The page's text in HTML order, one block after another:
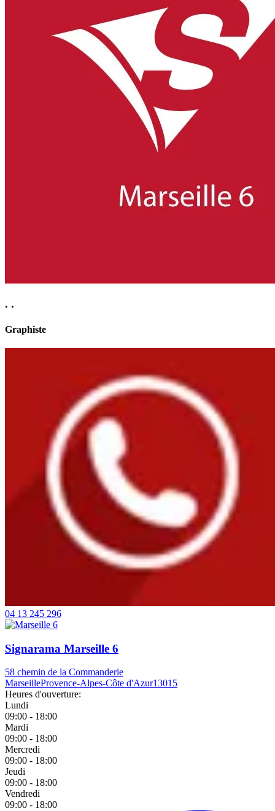
. .
Graphiste
04 13 245 296
Signarama Marseille 6
58 chemin de la Commanderie
MarseilleProvence-Alpes-Côte d'Azur13015
Heures d'ouverture:
Lundi
09:00 - 18:00
Mardi
09:00 - 18:00
Mercredi
09:00 - 18:00
Jeudi
09:00 - 18:00
Vendredi
09:00 - 18:00